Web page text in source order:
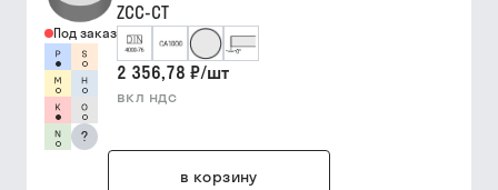
Под заказ
?
ZCC-CT
2 356,78 ₽/шт
вкл ндс
в корзину